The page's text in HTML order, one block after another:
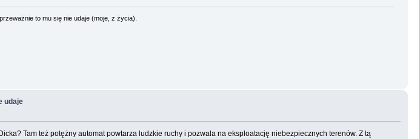
to mu się nie udaje (moje, z życia).
udaje
Tam też potężny automat powtarza ludzkie ruchy i pozwala na eksploatację niebezpiecznych terenów. Z tą